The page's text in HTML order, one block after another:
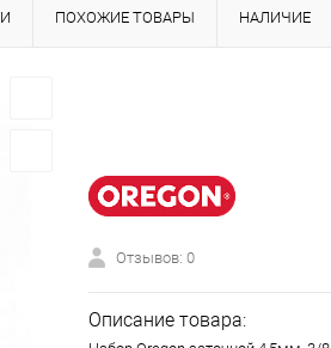
ПОХОЖИЕ ТОВАРЫ НАЛИЧИЕ
Отзывов: 0
Описание товара: